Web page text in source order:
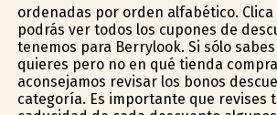
ordenadas por orden alfabético. Clica
podrás ver todos los cupones de
tenemos para Berrylook. Si sólo
quieres pero no en qué tienda
aconsejamos revisar los bonos
categoría. Es importante que revises